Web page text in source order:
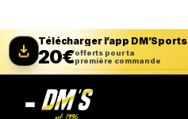
Télécharger l’app DM’Sports
20€offerts pour ta
première commande